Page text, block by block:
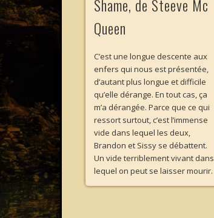
Shame, de Steeve Mc
Queen
C’est une longue descente aux
enfers qui nous est présentée,
d’autant plus longue et difficile
qu’elle dérange. En tout cas, ça
m’a dérangée. Parce que ce qui
ressort surtout, c’est l’immense
vide dans lequel les deux,
Brandon et Sissy se débattent.
Un vide terriblement vivant dans
lequel on peut se laisser mourir.